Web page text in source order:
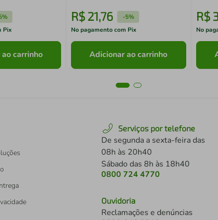
Pix
carrinho
R$21,76 -5%
No pagamento com Pix
Adicionar ao carrinho
R$
No
Serviços por telefone
De segunda a sexta-feira das
08h às 20h40
Sábado das 8h às 18h40
0800 724 4770
Ouvidoria
Reclamações e denúncias